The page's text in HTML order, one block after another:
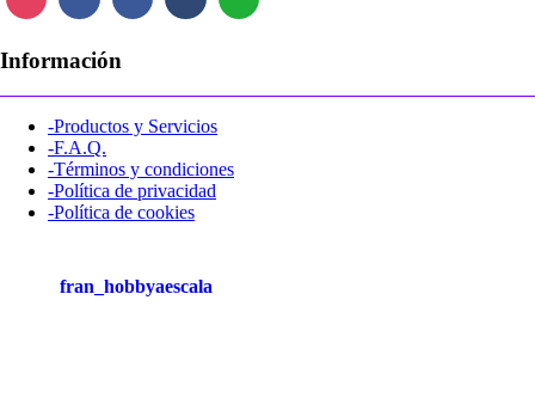
Información
-Productos y Servicios
-F.A.Q.
-Términos y condiciones
-Política de privacidad
-Política de cookies
fran_hobbyaescala